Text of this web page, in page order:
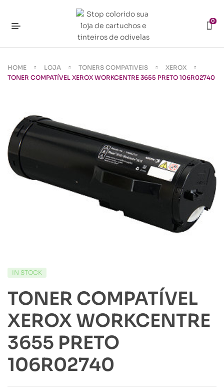
0
HOME LOJA TONERS COMPATIVEIS
XEROX
TONER COMPATÍVEL XEROX WORKCENTRE 3655 PRETO 106R02740
IN STOCK
TONER COMPATÍVEL
XEROX WORKCENTRE
3655 PRETO
106R02740